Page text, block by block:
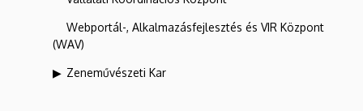
Webportál-, Alkalmazásfejlesztés és VIR Központ
(WAV)
Zeneművészeti Kar